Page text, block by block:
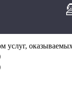
услуг,